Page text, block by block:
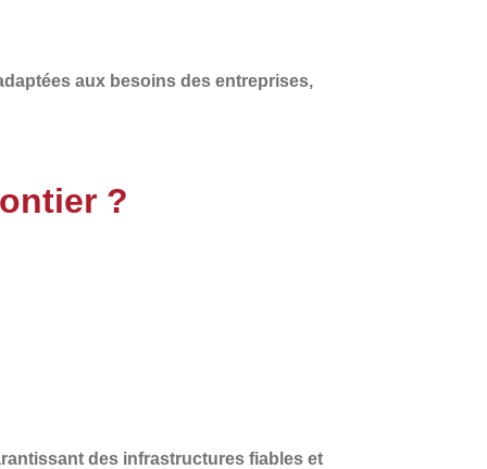
aux besoins des entreprises,
?
des infrastructures fiables et